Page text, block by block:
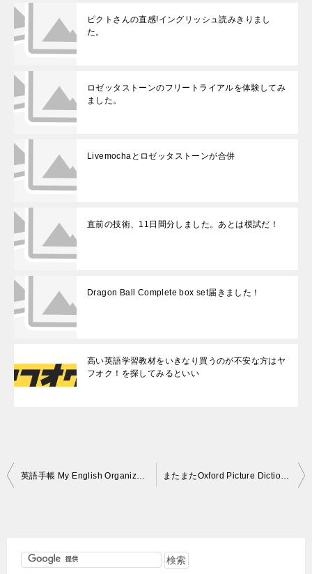
ピクトさんの直感!イングリッシュ読みきりまし
た。
ロゼッタストーンのフリートライアルを体験してみ
ました。
Livemochaとロゼッタストーンが合併
直前の技術、11日間分しました。あとは模試だ！
Dragon Ball Complete box set届きました！
高い英語学習教材をいきなり買うのが不安な方はヤ
フオク！を探してみるといい
投